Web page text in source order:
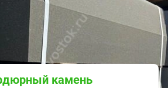
камень